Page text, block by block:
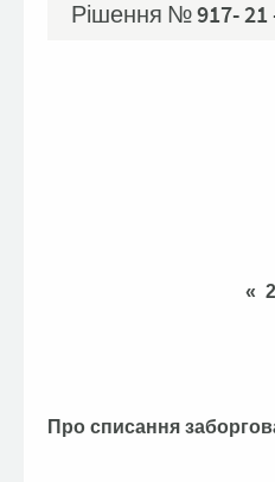
Рішення №917- 21
«
Про списання